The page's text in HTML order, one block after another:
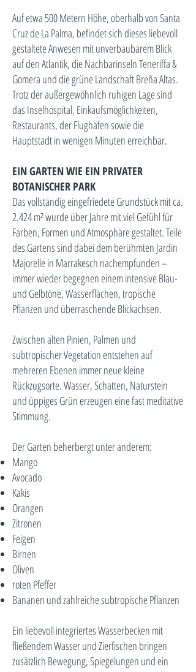
Auf etwa 500 Metern Höhe, oberhalb von Santa
Cruz de La Palma, befindet sich dieses liebevoll
gestaltete Anwesen mit unverbaubarem Blick
auf den Atlantik, die Nachbarinseln Teneriffa &
Gomera und die grüne Landschaft Breña Altas.
Trotz der außergewöhnlich ruhigen Lage sind
das Inselhospital, Einkaufsmöglichkeiten,
Restaurants, der Flughafen sowie die
Hauptstadt in wenigen Minuten erreichbar.
EIN GARTEN WIE EIN PRIVATER
BOTANISCHER PARK
Das vollständig eingefriedete Grundstück mit ca.
2.424 m² wurde über Jahre mit viel Gefühl für
Farben, Formen und Atmosphäre gestaltet. Teile
des Gartens sind dabei dem berühmten Jardin
Majorelle in Marrakesch nachempfunden –
immer wieder begegnen einem intensive Blau-
und Gelbtöne, Wasserflächen, tropische
Pflanzen und überraschende Blickachsen.
Zwischen alten Pinien, Palmen und
subtropischer Vegetation entstehen auf
mehreren Ebenen immer neue kleine
Rückzugsorte. Wasser, Schatten, Naturstein
und üppiges Grün erzeugen eine fast meditative
Stimmung.
Der Garten beherbergt unter anderem:
Mango
Avocado
Kakis
Orangen
Zitronen
Feigen
Birnen
Oliven
roten Pfeffer
Bananen und zahlreiche subtropische Pflanzen
Ein liebevoll integriertes Wasserbecken mit
fließendem Wasser und Zierfischen bringen
zusätzlich Bewegung, Spiegelungen und ein